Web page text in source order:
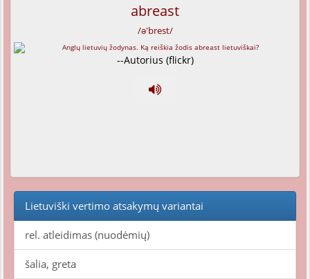
abreast
/ə'brest/
--Autorius (flickr)
Lietuviški vertimo atsakymų variantai
rel. atleidimas (nuodėmių)
šalia, greta